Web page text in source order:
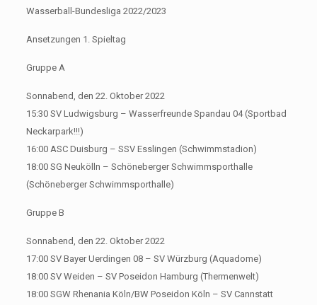
Wasserball-Bundesliga 2022/2023
Ansetzungen 1. Spieltag
Gruppe A
Sonnabend, den 22. Oktober 2022
15:30 SV Ludwigsburg – Wasserfreunde Spandau 04 (Sportbad
Neckarpark!!!)
16:00 ASC Duisburg – SSV Esslingen (Schwimmstadion)
18:00 SG Neukölln – Schöneberger Schwimmsporthalle
(Schöneberger Schwimmsporthalle)
Gruppe B
Sonnabend, den 22. Oktober 2022
17:00 SV Bayer Uerdingen 08 – SV Würzburg (Aquadome)
18:00 SV Weiden – SV Poseidon Hamburg (Thermenwelt)
18:00 SGW Rhenania Köln/BW Poseidon Köln – SV Cannstatt